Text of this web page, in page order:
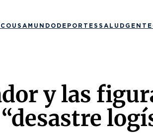
USA MUNDO DEPORTES SALUD GENTE
y las